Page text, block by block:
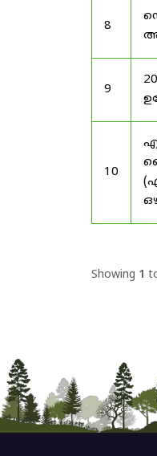
8
9
10
Showing 1